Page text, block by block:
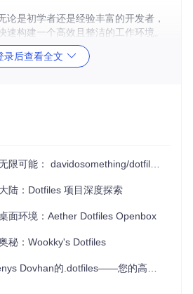
论是初学者还是经验丰富的开发者，
速构建一个高效且整洁的工作环境。
以帮助你一键安装常用的 ArchLinux
的 bt-tracker，甚至更新广告屏蔽列
一致。
系统，同时也适用于其他 Li
NeoVim 的配置经过长期打磨，适用
脚本，轻松将所有配置导入
更新，保证与最新技术和工具的兼
录后查看全文
能： davidosomething/dotfiles 开源项目推荐
陆：Dotfiles 项目深度探索
面环境：Aether Dotfiles Openbox
秘：Wookky's Dotfiles
Dovhan的.dotfiles——您的高效工作台